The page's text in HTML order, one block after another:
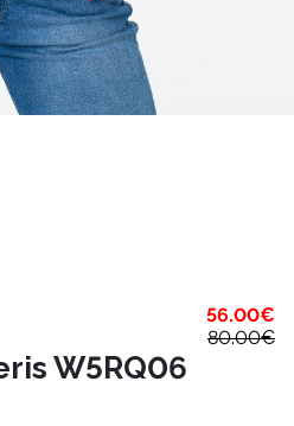
56.00€
80.00€
W5RQ06